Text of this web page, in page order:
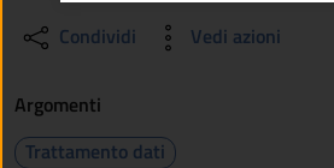
Condividi Vedi azioni
Argomenti
Trattamento dati